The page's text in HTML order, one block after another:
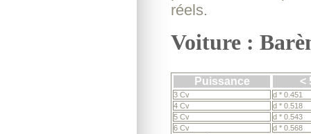
réels.
Voiture :
Puissance <
3 Cv
d * 0.451
4 Cv
d * 0.518
5 Cv
d * 0.543
6 Cv
d * 0.568